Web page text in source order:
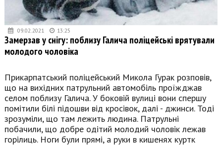
09.02.2021 13:25
Замерзав у снігу: поблизу Галича поліцейські врятували
молодого чоловіка
Прикарпатський поліцейський Микола Гурак розповів,
що на вихідних патрульний автомобіль проїжджав
селом поблизу Галича. У боковій вулиці вони спершу
помітили білі підошви від кросівок, далі - джинси. Тоді
зрозуміли, що там лежить людина. Патрульні
побачили, що добре одітий молодий чоловік лежав
горілиць. Ноги були прямі, а руки в кишенях куртк